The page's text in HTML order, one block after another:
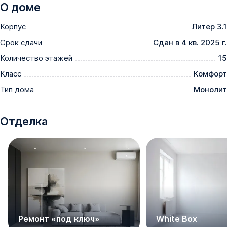
и многое другое.
Приобретайте НАПРЯМУЮ ОТ ЗАСТРОЙЩИКА без
комиссии и переплат!
О доме
Корпус
Литер 3.1
Срок сдачи
Сдан в 4 кв. 2025 г.
Количество этажей
15
Класс
Комфорт
Тип дома
Монолит
Отделка
Ремонт «под ключ» White Box